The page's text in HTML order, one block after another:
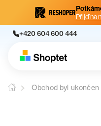
Přijď na
+420 604 600 444
Obchod byl ukončen